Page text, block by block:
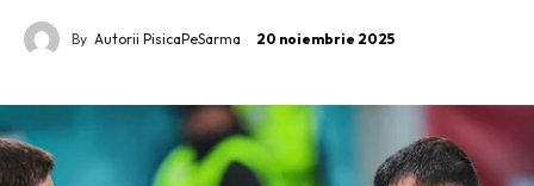
By Autorii PisicaPeSarma 20 noiembrie 2025